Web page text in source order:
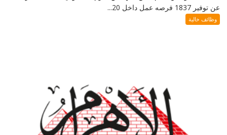
عن توفير 1837 فرصه عمل داخل 20...
وظائف خالية